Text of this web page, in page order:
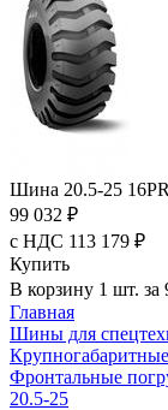
Шина 20.5-25
99 032 ₽
с НДС 113 179 ₽
Купить
В корзину 1 шт. за
Главная
Шины для
Фронтальные
20.5-25